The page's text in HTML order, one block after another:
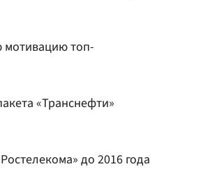
мотивацию топ-
«Транснефти»
до 2016 года